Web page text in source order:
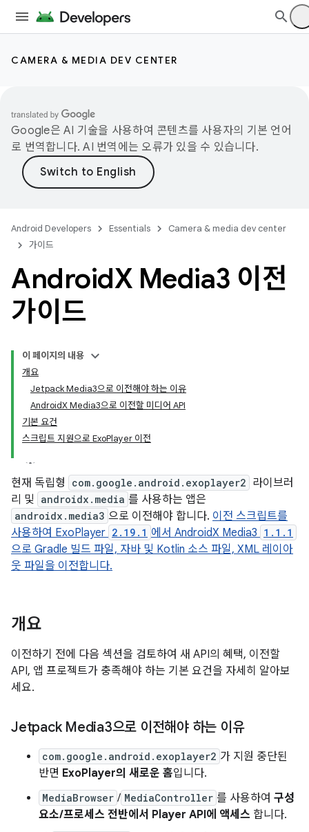
CAMERA & MEDIA DEV CENTER
Google은 AI 기술을 사용하여 콘텐츠를 사용자의 기본 언어
로 번역합니다. AI 번역에는 오류가 있을 수 있습니다.
Android Developers Essentials
Camera & media dev center
가이드
AndroidX Media3 이전
가이드
이 페이지의 내용
개요
Jetpack Media3으로 이전해야 하는 이유
AndroidX Media3으로 이전할 미디어 API
기본 요건
스크립트 지원으로 ExoPlayer 이전
현재 독립형 com.google.android.exoplayer2 라이브러
리 및 androidx.media 를 사용하는 앱은
androidx.media3 으로 이전해야 합니다. 이전 스크립트를
사용하여 ExoPlayer 2.19.1 에서 AndroidX Media3 1.1.1
으로 Gradle 빌드 파일, 자바 및 Kotlin 소스 파일, XML 레이아
웃 파일을 이전합니다.
개요
이전하기 전에 다음 섹션을 검토하여 새 API의 혜택, 이전할
API, 앱 프로젝트가 충족해야 하는 기본 요건을 자세히 알아보
세요.
Jetpack Media3으로 이전해야 하는 이유
com.google.android.exoplayer2 가 지원 중단된
반면 ExoPlayer의 새로운 홈입니다.
MediaBrowser / MediaController 를 사용하여 구성
요소/프로세스 전반에서 Player API에 액세스 합니다.